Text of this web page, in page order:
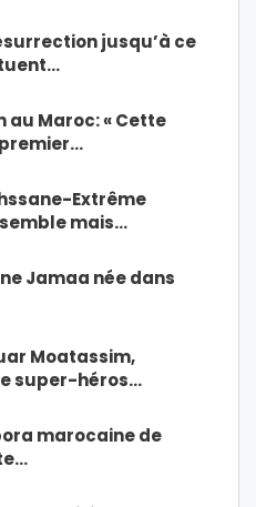
jusqu’à ce
Maroc: « Cette
Extrême
mais…
Jamaa née dans
Moatassim,
super-héros…
marocaine de